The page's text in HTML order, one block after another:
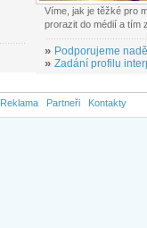
Víme, jak je těžké pro
prorazit do médií a tím
» Podporujeme
» Zadání profilu
Reklama Partneři Kontakty